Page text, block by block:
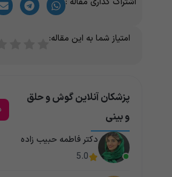
امتیاز شما به این مقاله:
پزشکان آنلاین گوش و حلق
و بینی
دکتر فاطمه حبیب زاده
5.0